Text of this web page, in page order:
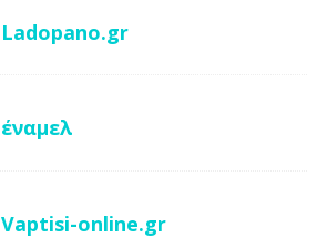
Ladopano.gr
έναμελ
Vaptisi-online.gr